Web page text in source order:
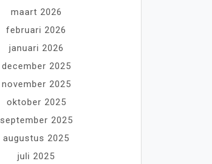
maart 2026
februari 2026
januari 2026
december 2025
november 2025
oktober 2025
september 2025
augustus 2025
juli 2025